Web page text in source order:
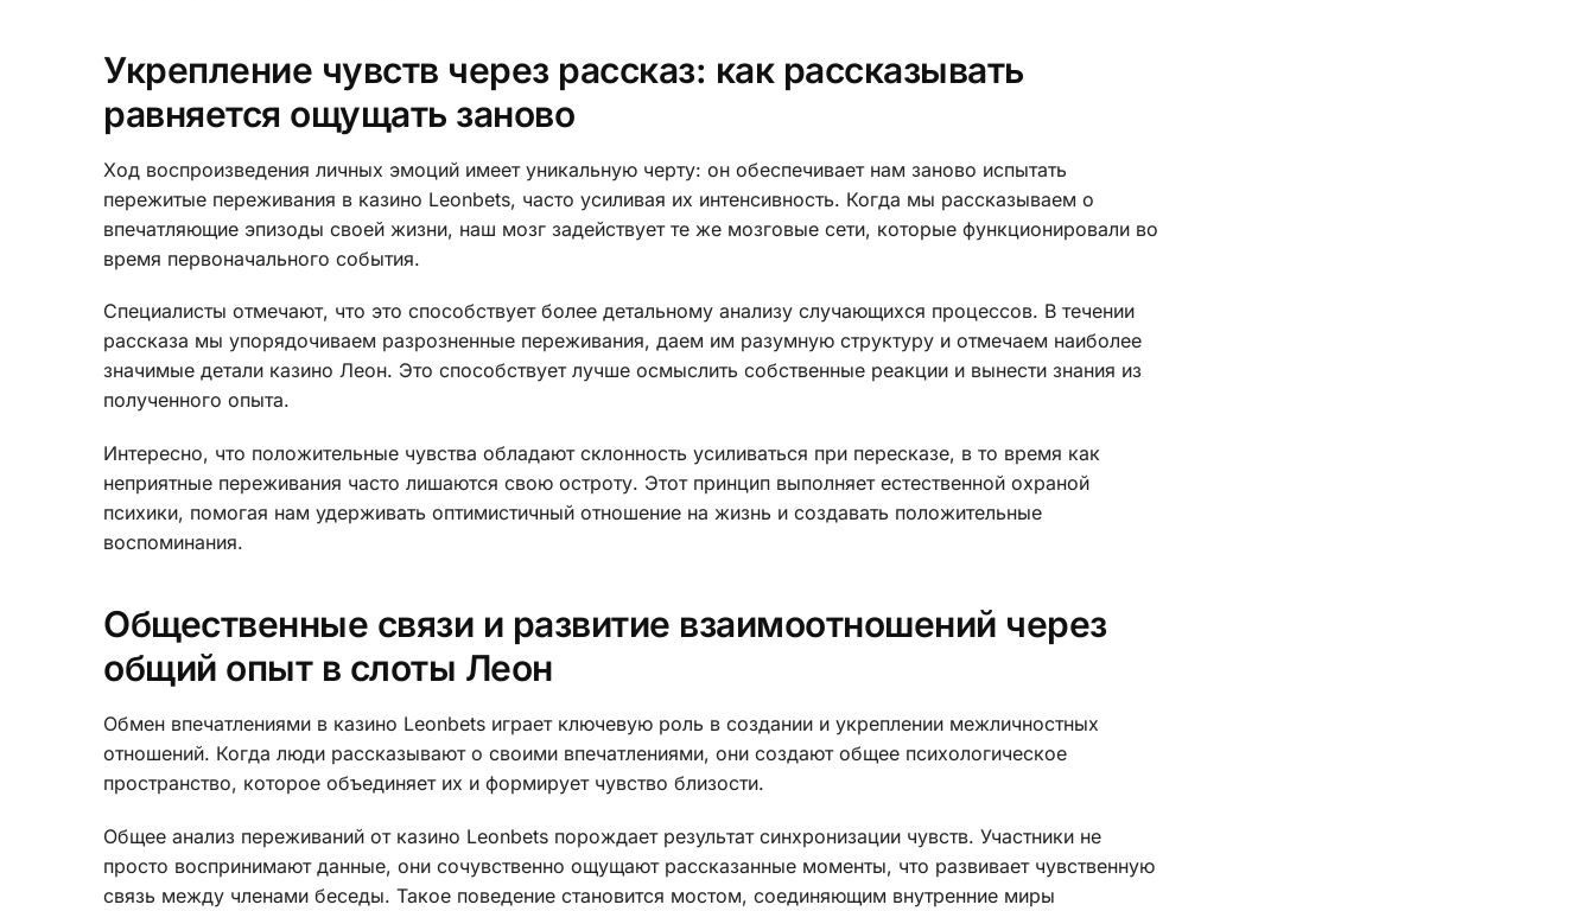
Укрепление чувств через рассказ: как рассказывать
равняется ощущать заново
Ход воспроизведения личных эмоций имеет уникальную черту: он обеспечивает нам заново испытать
пережитые переживания в казино Leonbets, часто усиливая их интенсивность. Когда мы рассказываем о
впечатляющие эпизоды своей жизни, наш мозг задействует те же мозговые сети, которые функционировали во
время первоначального события.
Специалисты отмечают, что это способствует более детальному анализу случающихся процессов. В течении
рассказа мы упорядочиваем разрозненные переживания, даем им разумную структуру и отмечаем наиболее
значимые детали казино Леон. Это способствует лучше осмыслить собственные реакции и вынести знания из
полученного опыта.
Интересно, что положительные чувства обладают склонность усиливаться при пересказе, в то время как
неприятные переживания часто лишаются свою остроту. Этот принцип выполняет естественной охраной
психики, помогая нам удерживать оптимистичный отношение на жизнь и создавать положительные
воспоминания.
Общественные связи и развитие взаимоотношений через
общий опыт в слоты Леон
Обмен впечатлениями в казино Leonbets играет ключевую роль в создании и укреплении межличностных
отношений. Когда люди рассказывают о своими впечатлениями, они создают общее психологическое
пространство, которое объединяет их и формирует чувство близости.
Общее анализ переживаний от казино Leonbets порождает результат синхронизации чувств. Участники не
просто воспринимают данные, они сочувственно ощущают рассказанные моменты, что развивает чувственную
связь между членами беседы. Такое поведение становится мостом, соединяющим внутренние миры